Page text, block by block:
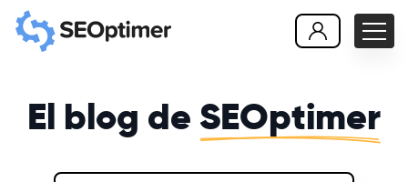
El blog de SEOptimer